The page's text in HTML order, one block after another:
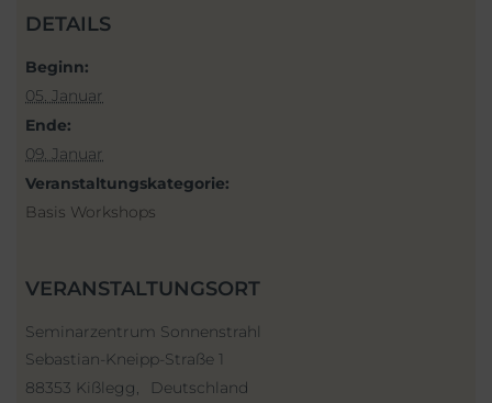
DETAILS
Beginn:
05. Januar
Ende:
09. Januar
Veranstaltungskategorie:
Basis Workshops
VERANSTALTUNGSORT
Seminarzentrum Sonnenstrahl
Sebastian-Kneipp-Straße 1
88353 Kißlegg, Deutschland